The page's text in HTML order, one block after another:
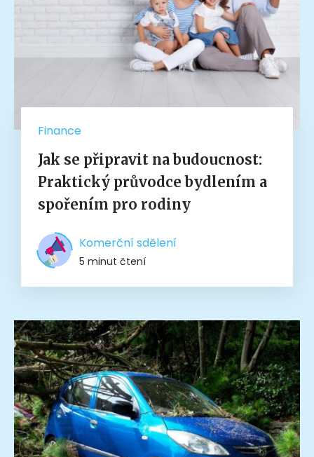
Finance
Jak se připravit na budoucnost:
Praktický průvodce bydlením a
spořením pro rodiny
Komerční sdělení
5 minut čtení